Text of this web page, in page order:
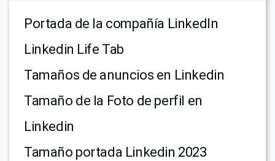
Portada de la compañía LinkedIn
Linkedin Life Tab
Tamaños de anuncios en Linkedin
Tamaño de la Foto de perfil en
Linkedin
Tamaño portada Linkedin 2023